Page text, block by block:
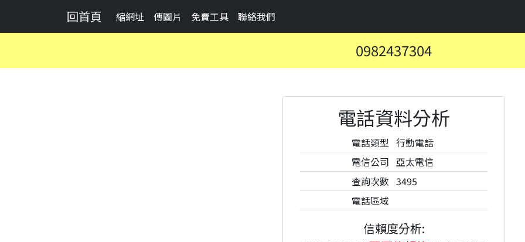
回首頁 縮網址 傳圖片 免費工具 聯絡我們
0982437304
電話資料分析
電話類型 行動電話
電信公司 亞太電信
查詢次數 3495
電話區域
信賴度分析: